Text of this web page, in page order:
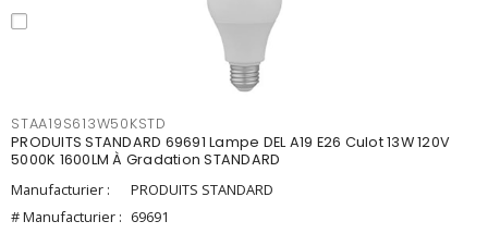
STAA19S613W50KSTD
PRODUITS STANDARD 69691 Lampe DEL A19 E26 Culot 13W 120V
5000K 1600LM À Gradation STANDARD
Manufacturier :
PRODUITS STANDARD
# Manufacturier : 69691